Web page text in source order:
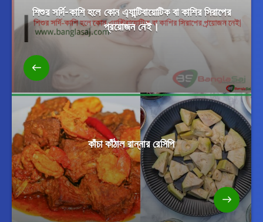
শিশুর সর্দি-কাশি হলে কোন এ্যান্টিবায়োটিক বা কাশির সিরাপের
প্রয়োজন নেই।
কাঁচা কাঁঠাল রান্নার রেসিপি